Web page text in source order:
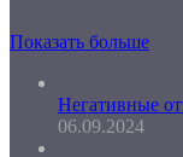
Показать больше
Негативные
06.09.2024